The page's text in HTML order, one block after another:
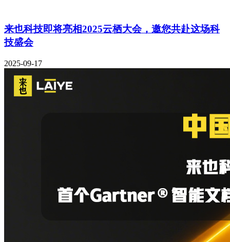
来也科技即将亮相2025云栖大会，邀您共赴这场科
技盛会
2025-09-17